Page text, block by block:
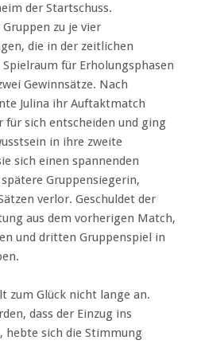
der Startschuss.
zu je vier
die in der zeitlichen
für Erholungsphasen
Gewinnsätze. Nach
Julina ihr Auftaktmatch
für sich entscheiden und ging
in ihre zweite
sich einen spannenden
Gruppensiegerin,
verlor. Geschuldet der
aus dem vorherigen Match,
und dritten Gruppenspiel in
zum Glück nicht lange an.
dass der Einzug ins
hebte sich die Stimmung